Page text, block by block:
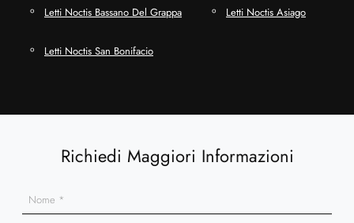
Letti Noctis Bassano Del Grappa Letti Noctis Asiago
Letti Noctis San Bonifacio
Richiedi Maggiori Informazioni